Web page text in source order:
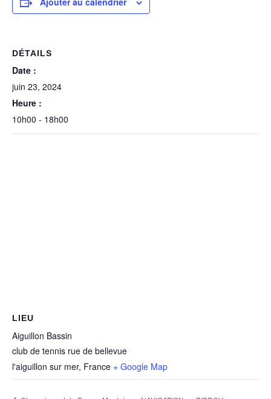
DÉTAILS
Date :
juin 23, 2024
Heure :
10h00 - 18h00
LIEU
Aiguillon Bassin
club de tennis rue de bellevue
l'aiguillon sur mer, France + Google Map